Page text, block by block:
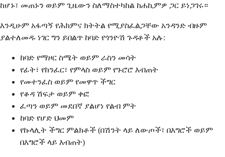
ከሆኑ፣ መጠኑን ወይም ጊዜውን ስለማስተካከል ከሐኪምዎ ጋር ይነጋገሩ።
እንዲሁም አፋጣኝ የሕክምና ክትትል የሚያስፈልጋቸው አንዳንድ ብዙም
ያልተለመዱ ነገር ግን ይበልጥ ከባድ የጎንዮሽ ጉዳቶች አሉ:
ከባድ የማዞር ስሜት ወይም ራስን መሳት
የፊት፣ የከንፈር፣ የምላስ ወይም የጉሮሮ እብጠት
የመተንፈስ ወይም የመዋጥ ችግር
የቆዳ ሽፍታ ወይም ቀፎ
ፈጣን ወይም መደበኛ ያልሆነ የልብ ምት
ከባድ የሆድ ህመም
የኩላሊት ችግር ምልክቶች (በሽንት ላይ ለውጦች፣ በእግሮች ወይም
በእግሮች ላይ እብጠት)